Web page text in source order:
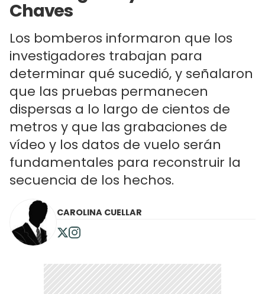
Chaves
Los bomberos informaron que los
investigadores trabajan para
determinar qué sucedió, y señalaron
que las pruebas permanecen
dispersas a lo largo de cientos de
metros y que las grabaciones de
vídeo y los datos de vuelo serán
fundamentales para reconstruir la
secuencia de los hechos.
CAROLINA CUELLAR